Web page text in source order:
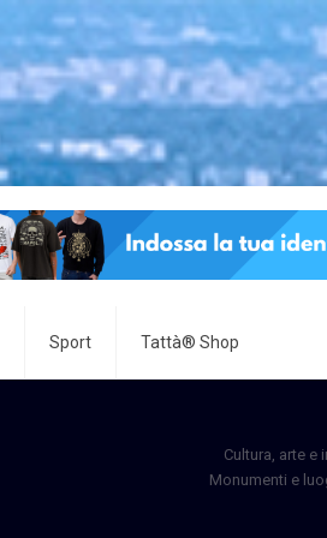
Sport Tattà® Shop
Cultura, arte e
Monumenti e